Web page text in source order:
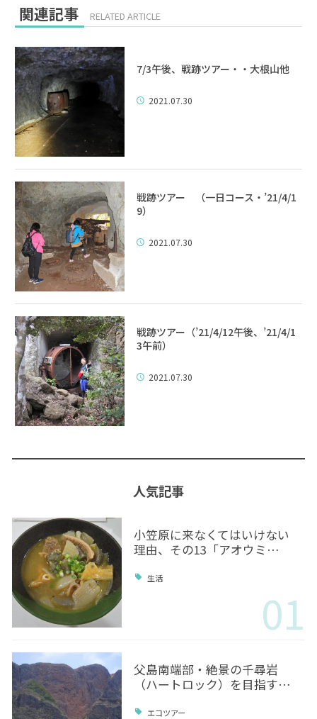
関連記事 RELATED ARTICLE
7/3午後、戦跡ツアー・・大根山他
2021.07.30
戦跡ツアー （一日コース・’21/4/1
9）
2021.07.30
戦跡ツアー（’21/4/12午後、’21/4/1
3午前）
2021.07.30
人気記事
小笠原に来なくてはいけない
理由、その13「アオウミ…
生活
01
父島南端部・絶景の千尋岩
（ハートロック）を目指す…
エコツアー